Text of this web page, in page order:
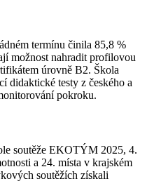
termínu činila 85,8 %
možnost nahradit profilovou
úrovně B2. Škola
didaktické testy z českého a
pokroku.
soutěže EKOTÝM 2025, 4.
a 24. místa v krajském
soutěžích získali